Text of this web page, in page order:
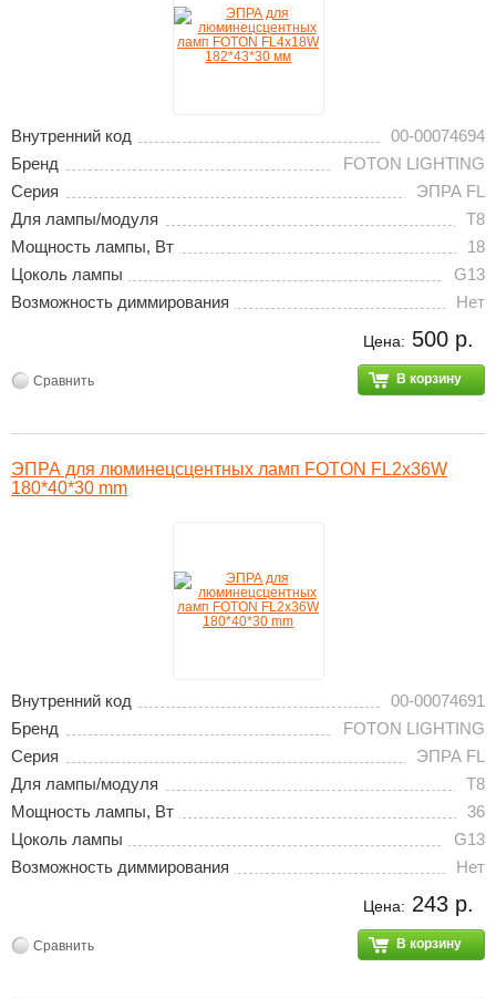
Внутренний код
00-00074694
Бренд
FOTON LIGHTING
Серия
ЭПРА FL
Для лампы/модуля
T8
Мощность лампы, Вт
18
Цоколь лампы
G13
Возможность диммирования
Нет
Цена: 500 р.
В корзину
Сравнить
ЭПРА для люминецсцентных ламп FOTON FL2х36W
180*40*30 mm
Внутренний код
00-00074691
Бренд
FOTON LIGHTING
Серия
ЭПРА FL
Для лампы/модуля
T8
Мощность лампы, Вт
36
Цоколь лампы
G13
Возможность диммирования
Нет
Цена: 243 р.
В корзину
Сравнить